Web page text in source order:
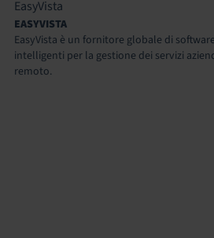
EASYVISTA
EasyVista è un fornitore globale di
intelligenti per la gestione dei servizi
remoto.